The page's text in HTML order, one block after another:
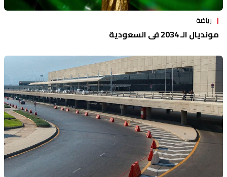
رياضة
مونديال الـ 2034 في السعودية